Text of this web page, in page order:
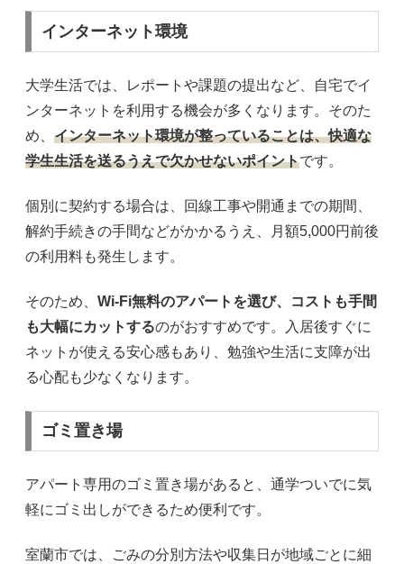
インターネット環境
大学生活では、レポートや課題の提出など、自宅でイ
ンターネットを利用する機会が多くなります。そのた
め、 インターネット環境が整っていることは、快適な
学生生活を送るうえで欠かせないポイントです。
個別に契約する場合は、回線工事や開通までの期間、
解約手続きの手間などがかかるうえ、月額5,000円前後
の利用料も発生します。
そのため、 Wi-Fi無料のアパートを選び、コストも手間
も大幅にカットするのがおすすめです。入居後すぐに
ネットが使える安心感もあり、勉強や生活に支障が出
る心配も少なくなります。
ゴミ置き場
アパート専用のゴミ置き場があると、通学ついでに気
軽にゴミ出しができるため便利です。
室蘭市では、ごみの分別方法や収集日が地域ごとに細